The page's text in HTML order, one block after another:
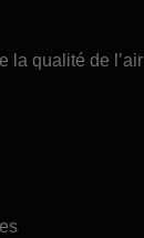
la qualité de l’air